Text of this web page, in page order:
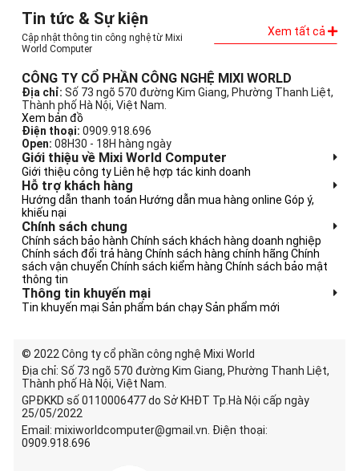
Tin tức & Sự kiện
Cập nhật thông tin công nghệ từ Mixi
World Computer
Xem tất cả
CÔNG TY CỔ PHẦN CÔNG NGHỆ MIXI WORLD
Địa chỉ: Số 73 ngõ 570 đường Kim Giang, Phường Thanh Liệt,
Thành phố Hà Nội, Việt Nam.
Xem bản đồ
Điện thoại: 0909.918.696
Open: 08H30 - 18H hàng ngày
Giới thiệu về Mixi World Computer
Giới thiệu công ty Liên hệ hợp tác kinh doanh
Hỗ trợ khách hàng
Hướng dẫn thanh toán Hướng dẫn mua hàng online Góp ý,
khiếu nại
Chính sách chung
Chính sách bảo hành Chính sách khách hàng doanh nghiệp
Chính sách đổi trả hàng Chính sách hàng chính hãng Chính
sách vận chuyển Chính sách kiểm hàng Chính sách bảo mật
thông tin
Thông tin khuyến mại
Tin khuyến mại Sản phẩm bán chạySản phẩm mới
© 2022 Công ty cổ phần công nghệ Mixi World
Địa chỉ: Số 73 ngõ 570 đường Kim Giang, Phường Thanh Liệt,
Thành phố Hà Nội, Việt Nam.
GPĐKKD số 0110006477 do Sở KHĐT Tp.Hà Nội cấp ngày
25/05/2022
Email: mixiworldcomputer@gmail.vn. Điện thoại:
0909.918.696